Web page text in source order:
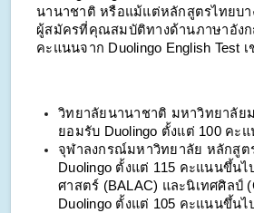
นานาชาติ หรือแม้แต่หลักสูตรไทยบ
ผู้สมัครที่คุณสมบัติทางด้านภาษาอัง
คะแนนจาก Duolingo English Test
วิทยาลัยนานาชาติ มหาวิทยาลัย
ยอมรับ Duolingo ตั้งแต่ 100 คะแ
จุฬาลงกรณ์มหาวิทยาลัย หลักสูต
Duolingo ตั้งแต่ 115 คะแนนขึ้น
ศาสตร์ (BALAC) และนิเทศศิลป์
Duolingo ตั้งแต่ 105 คะแนนขึ้นไ